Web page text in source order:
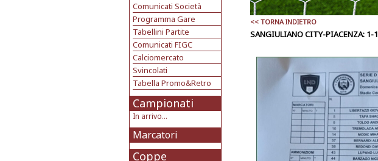
Comunicati Società
Programma Gare
Tabellini Partite
Comunicati FIGC
Calciomercato
Svincolati
Tabella Promo&Retro
Campionati
In arrivo...
Marcatori
Coppe
<< TORNA INDIETRO
SANGIULIANO CITY-PIACENZA: 1-1